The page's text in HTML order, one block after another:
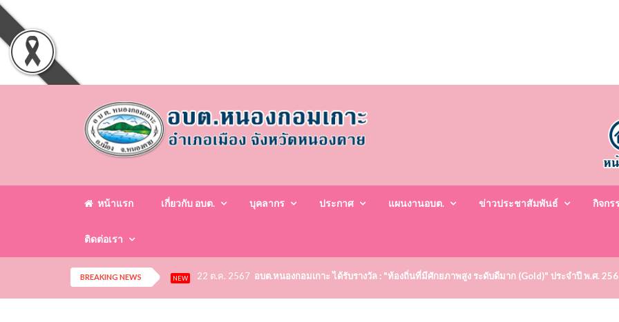
หน้าแรก เกี่ยวกับ อบต. บุคลากร ประกาศ แผนงานอบต. ข่าวประชาสัมพันธ์ กิจกร
ติดต่อเรา
BREAKING NEWS NEW 22 ต.ค. 2567 อบต.หนองกอมเกาะ ได้รับรางวัล : "ท้องถิ่นที่มีศักยภาพสูง ระดับดีมาก (Gold)" ประจำปี พ.ศ.